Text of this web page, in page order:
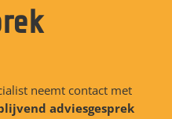
neemt contact met
adviesgesprek